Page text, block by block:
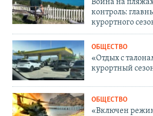
Война на
контроль:
курортного
ОБЩЕСТВО
«Отдых с
курортный
ОБЩЕСТВО
«Включен